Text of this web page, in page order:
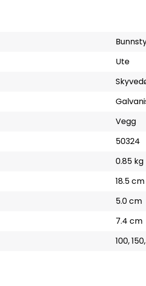
Ute
Vegg
50324
0.85 kg
18.5 cm
5.0 cm
7.4 cm
100,